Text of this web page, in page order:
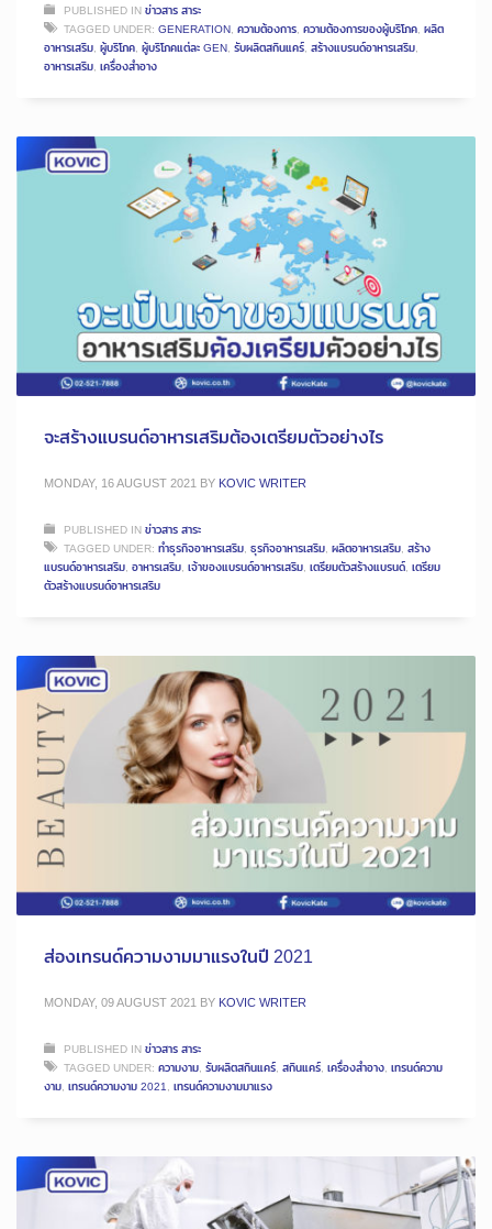
PUBLISHED INข่าวสาร สาระ
TAGGED UNDER: GENERATION, ความต้องการ, ความต้องการของผู้บริโภค, ผลิต
อาหารเสริม, ผู้บริโภค, ผู้บริโภคแต่ละ GEN, รับผลิตสกินแคร์, สร้างแบรนด์อาหารเสริม,
อาหารเสริม, เครื่องสำอาง
จะสร้างแบรนด์อาหารเสริมต้องเตรียมตัวอย่างไร
MONDAY, 16 AUGUST 2021 BY KOVIC WRITER
PUBLISHED INข่าวสาร สาระ
TAGGED UNDER: ทำธุรกิจอาหารเสริม, ธุรกิจอาหารเสริม, ผลิตอาหารเสริม, สร้าง
แบรนด์อาหารเสริม, อาหารเสริม, เจ้าของแบรนด์อาหารเสริม, เตรียมตัวสร้างแบรนด์, เตรียม
ตัวสร้างแบรนด์อาหารเสริม
ส่องเทรนด์ความงามมาแรงในปี 2021
MONDAY, 09 AUGUST 2021 BY KOVIC WRITER
PUBLISHED INข่าวสาร สาระ
TAGGED UNDER: ความงาม, รับผลิตสกินแคร์, สกินแคร์, เครื่องสำอาง, เทรนด์ความ
งาม, เทรนด์ความงาม 2021, เทรนด์ความงามมาแรง